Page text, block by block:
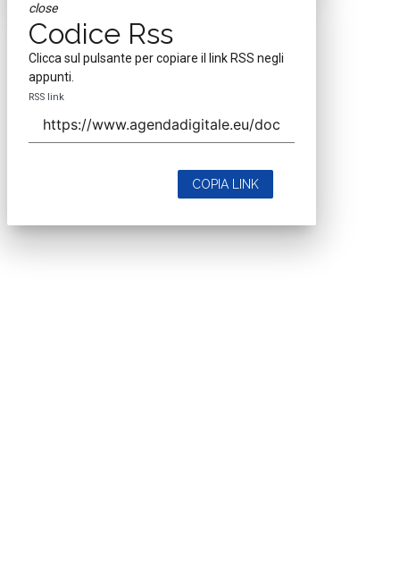
close
Codice Rss
Clicca sul pulsante per copiare il link RSS negli
appunti.
RSS link
COPIA LINK